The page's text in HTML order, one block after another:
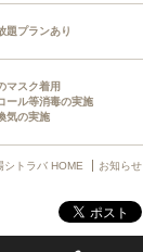
題プランあり
マスク着用
ール等消毒の実施
気の実施
シトラバ HOME お知らせ